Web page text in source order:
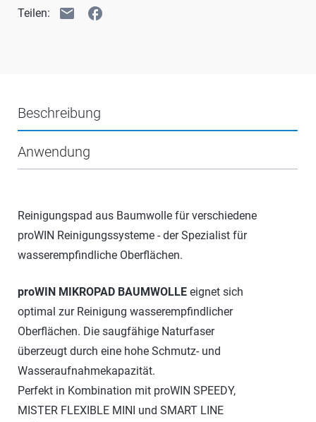
Teilen: email facebook
Beschreibung
Anwendung
Reinigungspad aus Baumwolle für verschiedene
proWIN Reinigungssysteme - der Spezialist für
wasserempfindliche Oberflächen.
proWIN MIKROPAD BAUMWOLLE eignet sich
optimal zur Reinigung wasserempfindlicher
Oberflächen. Die saugfähige Naturfaser
überzeugt durch eine hohe Schmutz- und
Wasseraufnahmekapazität.
Perfekt in Kombination mit proWIN SPEEDY,
MISTER FLEXIBLE MINI und SMART LINE